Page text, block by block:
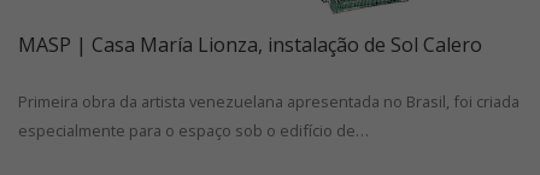
MASP | Casa María Lionza, instalação de Sol Calero
Primeira obra da artista venezuelana apresentada no Brasil, foi criada
especialmente para o espaço sob o edifício de…